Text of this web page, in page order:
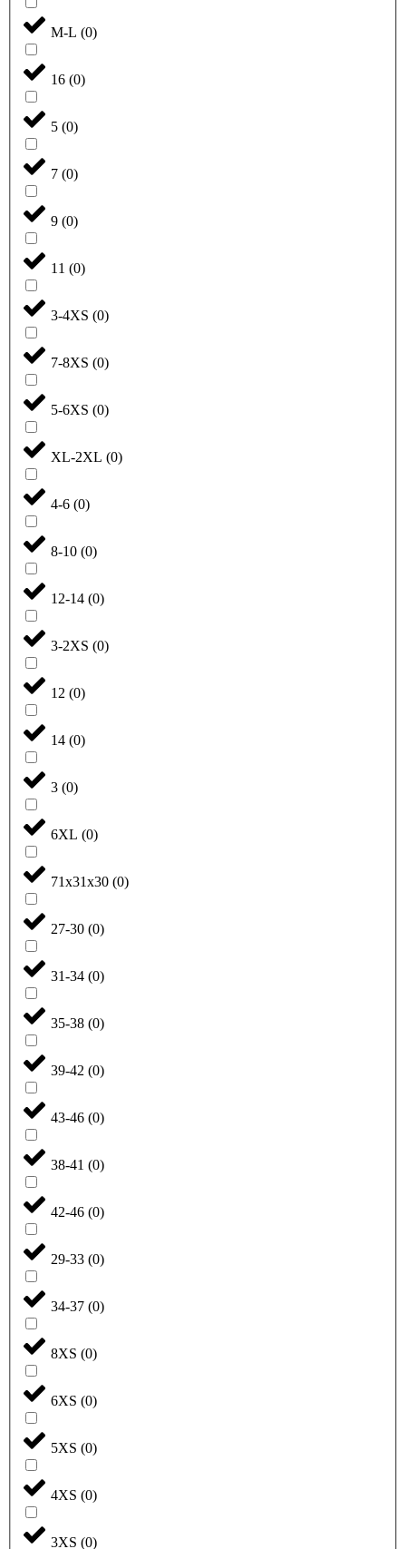
M-L (0)
16 (0)
5 (0)
7 (0)
9 (0)
11 (0)
3-4XS (0)
7-8XS (0)
5-6XS (0)
XL-2XL (0)
4-6 (0)
8-10 (0)
12-14 (0)
3-2XS (0)
12 (0)
14 (0)
3 (0)
6XL (0)
71x31x30 (0)
27-30 (0)
31-34 (0)
35-38 (0)
39-42 (0)
43-46 (0)
38-41 (0)
42-46 (0)
29-33 (0)
34-37 (0)
8XS (0)
6XS (0)
5XS (0)
4XS (0)
3XS (0)